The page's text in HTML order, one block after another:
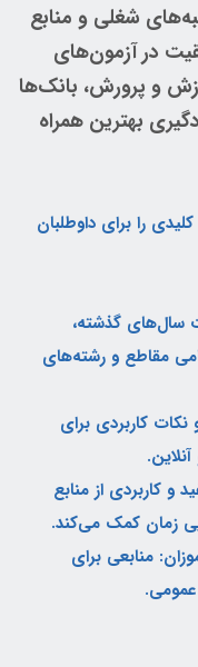
شغلی و منابع
در آزمون‌های
و پرورش، بانک‌ها
بهترین همراه
را برای داوطلبان
سال‌های گذشته،
مقاطع و رشته‌های
کاربردی برای
کاربردی از منابع
زمان کمک می‌کند.
منابعی برای